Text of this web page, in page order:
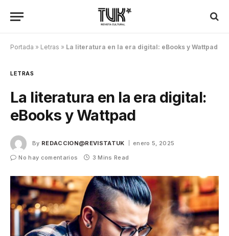
Portada » Letras » La literatura en la era digital: eBooks y Wattpad
LETRAS
La literatura en la era digital:
eBooks y Wattpad
By REDACCION@REVISTATUK
enero 5, 2025
No hay comentarios
3 Mins Read